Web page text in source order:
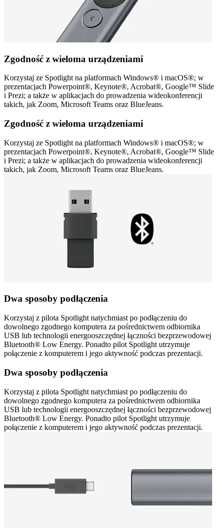
Zgodność z wieloma urządzeniami
Korzystaj ze Spotlight na platformach Windows® i macOS®; w
prezentacjach Powerpoint®, Keynote®, Acrobat®, Google™ Slide
i Prezi; a także w aplikacjach do prowadzenia wideokonferencji
takich, jak Zoom, Microsoft Teams oraz BlueJeans.
Zgodność z wieloma urządzeniami
Korzystaj ze Spotlight na platformach Windows® i macOS®; w
prezentacjach Powerpoint®, Keynote®, Acrobat®, Google™ Slide
i Prezi; a także w aplikacjach do prowadzenia wideokonferencji
takich, jak Zoom, Microsoft Teams oraz BlueJeans.
Dwa sposoby podłączenia
Korzystaj z pilota Spotlight natychmiast po podłączeniu do
dowolnego zgodnego komputera za pośrednictwem odbiornika
USB lub technologii energooszczędnej łączności bezprzewodowej
Bluetooth® Low Energy. Ponadto pilot Spotlight utrzymuje
połączenie z komputerem i jego aktywność podczas prezentacji.
Dwa sposoby podłączenia
Korzystaj z pilota Spotlight natychmiast po podłączeniu do
dowolnego zgodnego komputera za pośrednictwem odbiornika
USB lub technologii energooszczędnej łączności bezprzewodowej
Bluetooth® Low Energy. Ponadto pilot Spotlight utrzymuje
połączenie z komputerem i jego aktywność podczas prezentacji.